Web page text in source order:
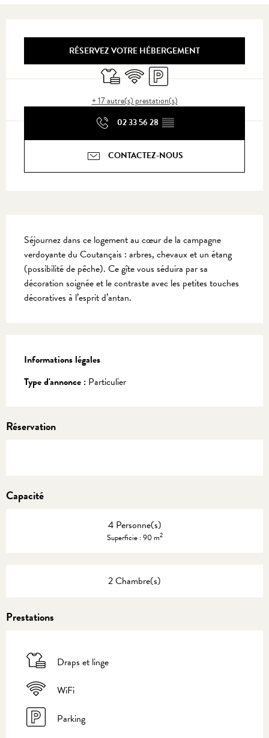
RÉSERVEZ VOTRE HÉBERGEMENT
Draps et linge
WiFi Parking
+ 17 autre(s) prestation(s)
02 33 56 28 ▒▒
CONTACTEZ-NOUS
Séjournez dans ce logement au cœur de la campagne
verdoyante du Coutançais : arbres, chevaux et un étang
(possibilité de pêche). Ce gîte vous séduira par sa
décoration soignée et le contraste avec les petites touches
décoratives à l’esprit d’antan.
Informations légales
Informations légales
Type d'annonce : Particulier
Réservation
Capacité
4 Personne(s)
Superficie : 90 m2
2 Chambre(s)
Prestations
Draps et linge
WiFi
Parking